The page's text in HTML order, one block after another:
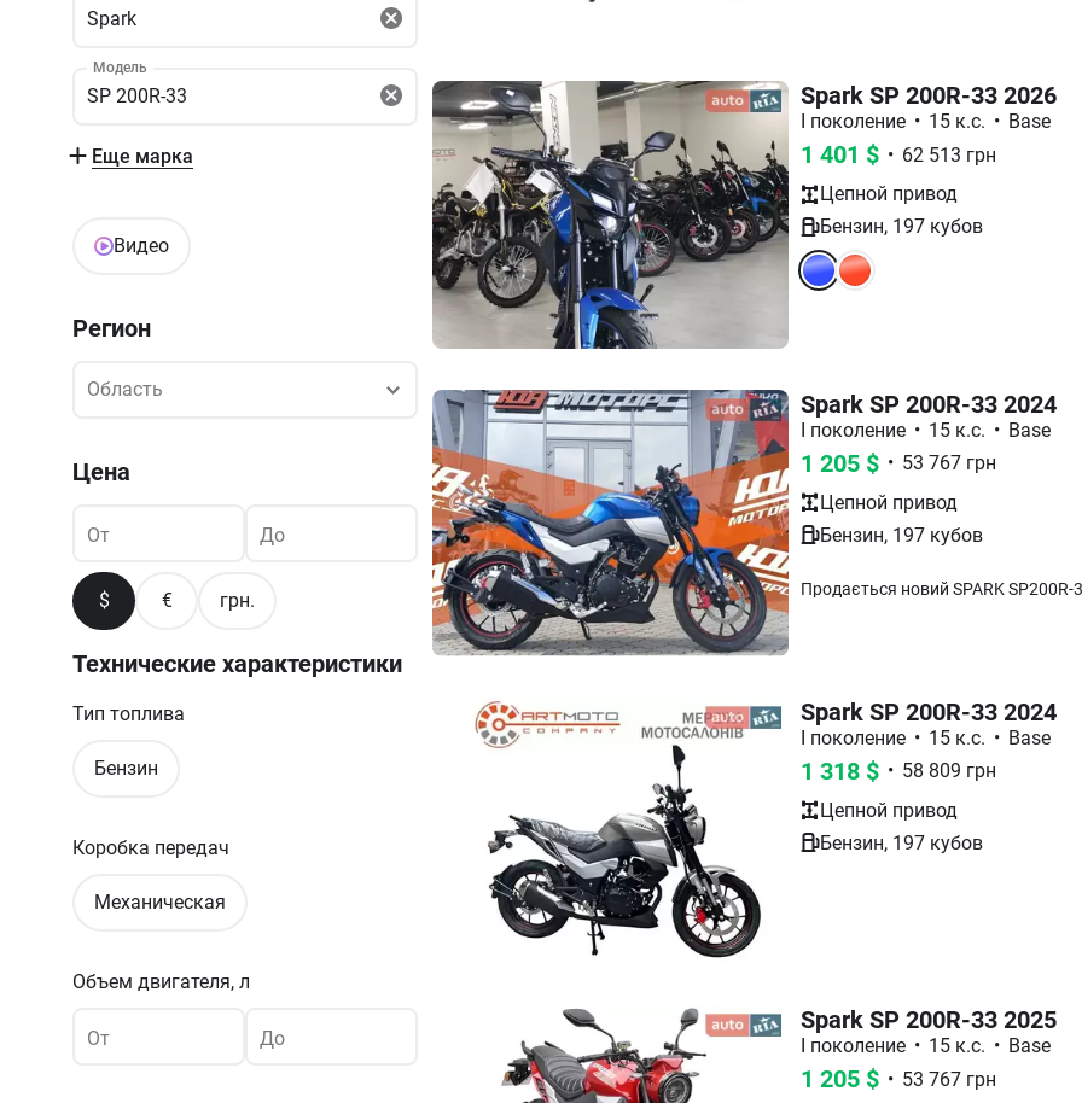
Spark
Модель
SP 200R-33
Еще марка
Видео
Регион
Область
Область
Цена
От До
$ € грн.
Технические характеристики
Тип топлива
Бензин
Коробка передач
Механическая
Объем двигателя, л
От До
Spark SP 200R-33 2026
I поколение • 15 к.с. • Base
1 401 $ • 62 513 грн
Цепной привод
Бензин, 197 кубов
Spark SP 200R-33 2024
I поколение • 15 к.с. • Base
1 205 $ • 53 767 грн
Цепной привод
Бензин, 197 кубов
Spark SP 200R-33 2024
I поколение • 15 к.с. • Base
1 318 $ • 58 809 грн
Цепной привод
Бензин, 197 кубов
Spark SP 200R-33 2025
I поколение • 15 к.с. • Base
1 205 $ • 53 767 грн